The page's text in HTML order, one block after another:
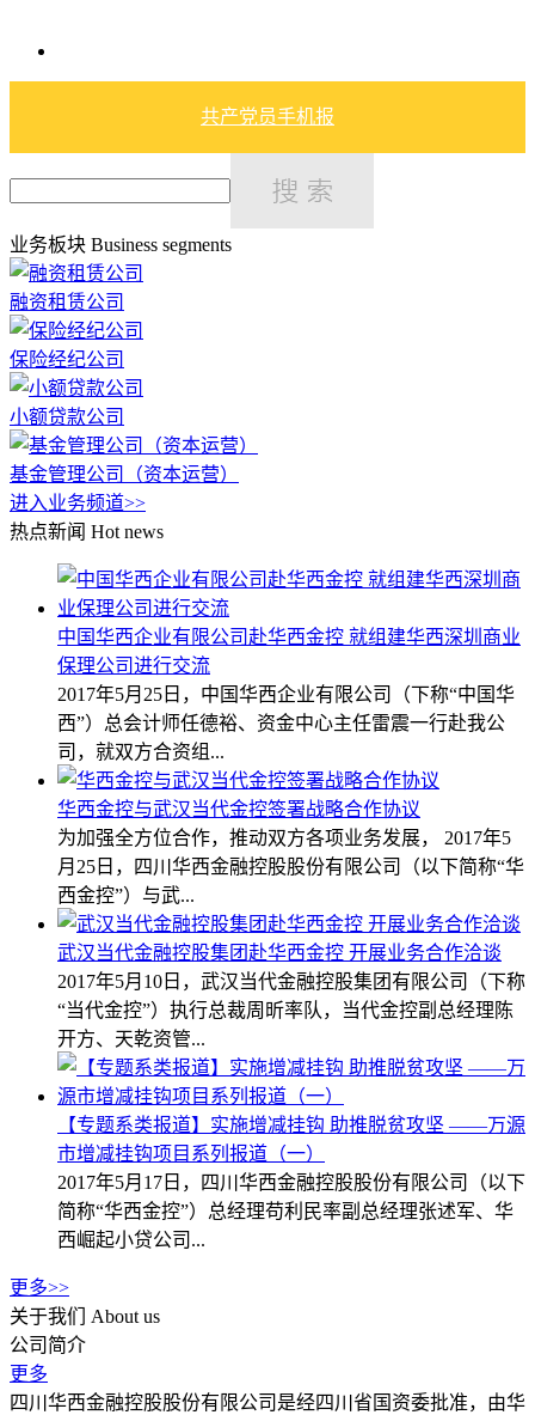
共产党员手机报
业务板块 Business segments
融资租赁公司
保险经纪公司
小额贷款公司
基金管理公司（资本运营）
进入业务频道>>
热点新闻 Hot news
中国华西企业有限公司赴华西金控 就组建华西深圳商业
保理公司进行交流
2017年5月25日，中国华西企业有限公司（下称“中国华
西”）总会计师任德裕、资金中心主任雷震一行赴我公
司，就双方合资组...
华西金控与武汉当代金控签署战略合作协议
为加强全方位合作，推动双方各项业务发展， 2017年5
月25日，四川华西金融控股股份有限公司（以下简称“华
西金控”）与武...
武汉当代金融控股集团赴华西金控 开展业务合作洽谈
2017年5月10日，武汉当代金融控股集团有限公司（下称
“当代金控”）执行总裁周昕率队，当代金控副总经理陈
开方、天乾资管...
【专题系类报道】实施增减挂钩 助推脱贫攻坚 ——万源
市增减挂钩项目系列报道（一）
2017年5月17日，四川华西金融控股股份有限公司（以下
简称“华西金控”）总经理苟利民率副总经理张述军、华
西崛起小贷公司...
更多>>
关于我们
About us
公司简介
更多
四川华西金融控股股份有限公司是经四川省国资委批准，由华